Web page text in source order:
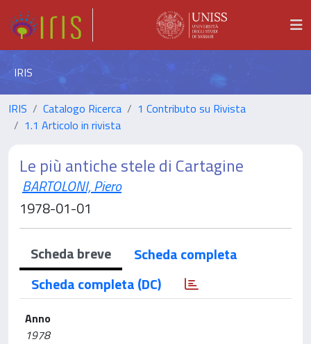
IRIS
IRIS Catalogo Ricerca
1 Contributo su Rivista
1.1 Articolo in rivista
Le più antiche stele di Cartagine
BARTOLONI, Piero
1978-01-01
Scheda breve
Scheda completa
Scheda completa (DC)
Anno
1978